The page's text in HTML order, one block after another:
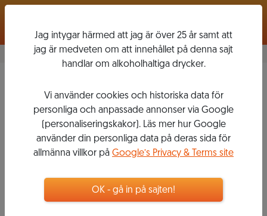
Malbec 2013
TERRAZAS
SINGLE
VINEYARD
kr
Jag intygar härmed att jag är över 25 år samt att
jag är medveten om att innehållet på denna sajt
handlar om alkoholhaltiga drycker.
Vi använder cookies och historiska data för
personliga och anpassade annonser via Google
(personaliseringskakor). Läs mer hur Google
använder din personliga data på deras sida för
allmänna villkor på Google’s Privacy & Terms site
OK - gå in på sajten!